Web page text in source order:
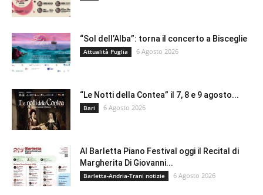
“Sol dell’Alba”: torna il concerto a Bisceglie
Attualità Puglia 6 Agosto 2026
“Le Notti della Contea” il 7, 8 e 9 agosto...
Bari 6 Agosto 2026
Al Barletta Piano Festival oggi il Recital di
Margherita Di Giovanni...
Barletta-Andria-Trani notizie 6 Agosto 2026